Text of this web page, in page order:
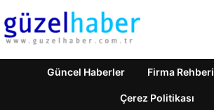
Güncel Haberler Firma Rehberi
Çerez Politikası